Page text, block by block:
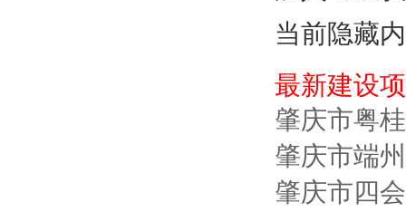
当前隐藏
最新建设
肇庆市粤
肇庆市端
肇庆市四